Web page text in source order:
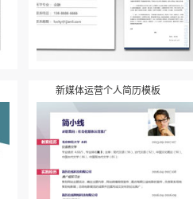
新媒体运营个人简历模板